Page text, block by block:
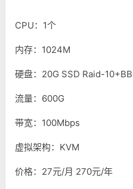
CPU：1个
内存：1024M
硬盘：20G SSD Raid-
流量：600G
带宽：100Mbps
虚拟架构：KVM
价格：27元/月 270元/年